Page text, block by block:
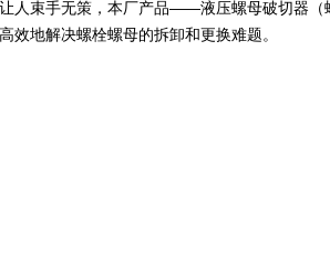
让人束手无策，本厂产品——液压螺母破切器
地解决螺栓螺母的拆卸和更换难题。